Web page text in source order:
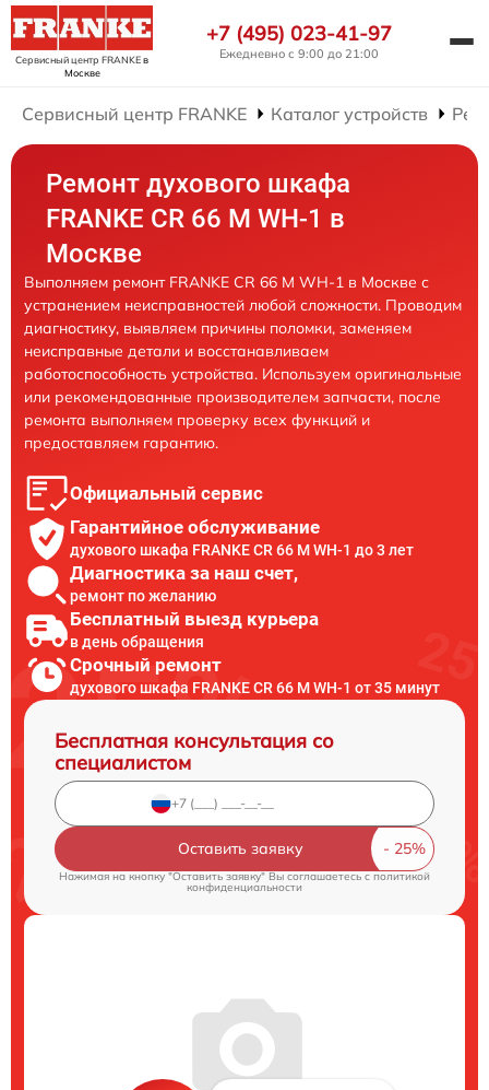
Сервисный центр FRANKEв
Москве
+7 (495) 023-41-97
Ежедневно с 9:00 до 21:00
Сервисный центр FRANKE Каталог устройств
Ремонт духового шкафа
FRANKE CR 66 M WH-1 в
Москве
Выполняем ремонт FRANKE CR 66 M WH-1 в Москве с
устранением неисправностей любой сложности. Проводим
диагностику, выявляем причины поломки, заменяем
неисправные детали и восстанавливаем
работоспособность устройства. Используем оригинальные
или рекомендованные производителем запчасти, после
ремонта выполняем проверку всех функций и
предоставляем гарантию.
Официальный сервис
Гарантийное обслуживание
духового шкафа FRANKE CR 66 M WH-1 до 3 лет
Диагностика за наш счет,
ремонт по желанию
Бесплатный выезд курьера
в день обращения
Срочный ремонт
духового шкафа FRANKE CR 66 M WH-1 от 35 минут
Бесплатная консультация со
специалистом
Оставить заявку
Нажимая на кнопку "Оставить заявку" Вы соглашаетесь cполитикой
конфиденциальности